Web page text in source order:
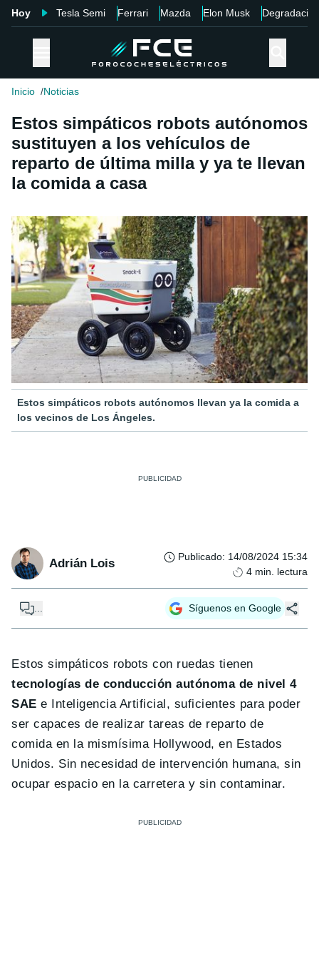
Hoy Tesla Semi Ferrari Mazda Elon Musk Degradación
Inicio Noticias
Estos simpáticos robots autónomos
sustituyen a los vehículos de
reparto de última milla y ya te llevan
la comida a casa
Estos simpáticos robots autónomos llevan ya la comida a
los vecinos de Los Ángeles.
Adrián Lois Publicado: 14/08/2024 15:34
4 min. lectura
... Síguenos en Google
Estos simpáticos robots con ruedas tienen
tecnologías de conducción autónoma de nivel 4
SAE e Inteligencia Artificial, suficientes para poder
ser capaces de realizar tareas de reparto de
comida en la mismísima Hollywood, en Estados
Unidos. Sin necesidad de intervención humana, sin
ocupar espacio en la carretera y sin contaminar.